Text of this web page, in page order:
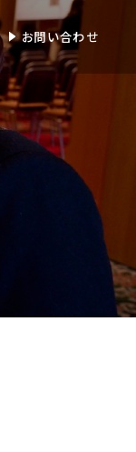
お問い合わせ